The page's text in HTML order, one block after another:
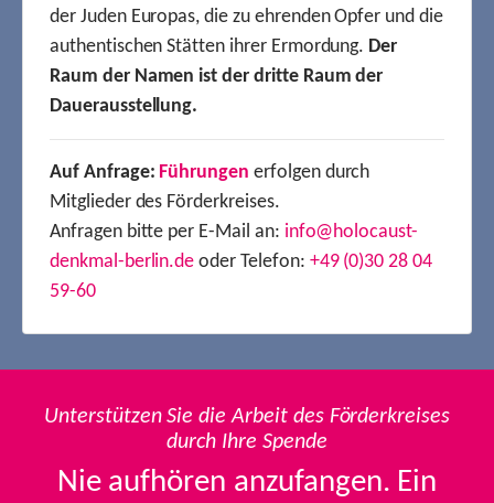
der Juden Europas, die zu ehrenden Opfer und die
authentischen Stätten ihrer Ermordung. Der
Raum der Namen ist der dritte Raum der
Dauerausstellung.
Auf Anfrage: Führungen erfolgen durch
Mitglieder des Förderkreises.
Anfragen bitte per E-Mail an: info@holocaust-
denkmal-berlin.de oder Telefon: +49 (0)30 28 04
59-60
Unterstützen Sie die Arbeit des Förderkreises
durch Ihre Spende
Nie aufhören anzufangen. Ein